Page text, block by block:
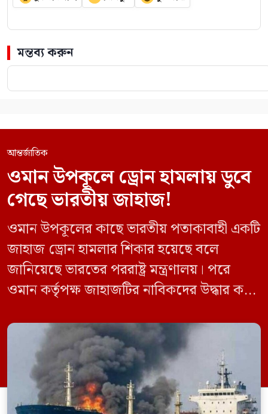
মন্তব্য করুন
আন্তর্জাতিক
ওমান উপকূলে ড্রোন হামলায় ডুবে
গেছে ভারতীয় জাহাজ!
ওমান উপকূলের কাছে ভারতীয় পতাকাবাহী একটি
জাহাজ ড্রোন হামলার শিকার হয়েছে বলে
জানিয়েছে ভারতের পররাষ্ট্র মন্ত্রণালয়। পরে
ওমান কর্তৃপক্ষ জাহাজটির নাবিকদের উদ্ধার করে
পর সাগরে পুরোপুরি ডুবে যায় ওই জাহাজটি।
‘এমএসভি হাজি আলি’ (Haji Ali) নামের
কার্গো শিপের উপর এই হামলার ঘটনায় তীব্র
উদ্বেগ প্রকাশ করেছে নয়াদিল্লি। প্রাথমিক […]